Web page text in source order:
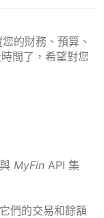
的財務、預算、
間了，希望對您
MyFin API 集
們的交易和餘額